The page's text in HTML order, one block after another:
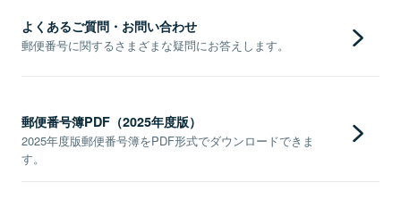
よくあるご質問・お問い合わせ
郵便番号に関するさまざまな疑問にお答えします。
郵便番号簿PDF（2025年度版）
2025年度版郵便番号簿をPDF形式でダウンロードできま
す。